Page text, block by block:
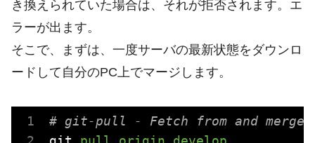
き換えられていた場合は、それが拒否されます。エ
ラーが出ます。
そこで、まずは、一度サーバの最新状態をダウンロ
ードして自分のPC上でマージします。
# git-pull - Fetch from and